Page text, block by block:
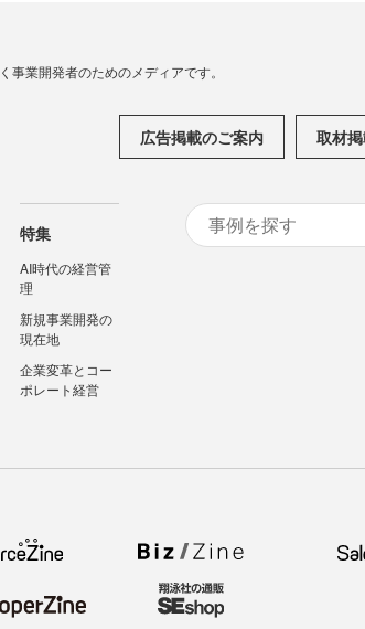
業開発者のためのメディアです。
広告掲載のご案内 取材
特集
AI時代の経営管
理
新規事業開発の
現在地
企業変革とコー
ポレート経営